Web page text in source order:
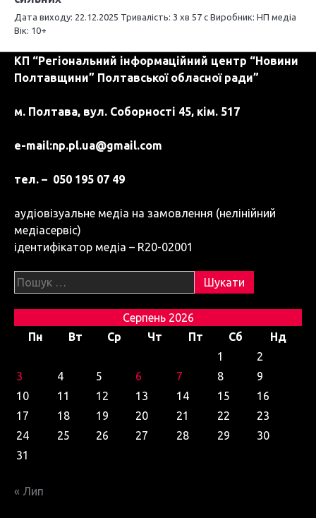
Дата виходу: 22.12.2025 Тривалість: 3 хв 57 с Виробник: НП медіа
Вік: 10+
КП “Регіональний інформаційний центр “Новини
Полтавщини” Полтавської обласної ради”
м. Полтава, вул. Соборності 45, кім. 517
e-mail:np.pl.ua@gmail.com
тел. – 050 195 07 49
аудіовізуальне медіа на замовлення (нелінійний
медіасервіс)
ідентифікатор медіа – R20-02001
Пошук:
Серпень 2026
Пн
Вт Ср Чт Пт Сб
Нд
1
2
3
4 5 6 7 8
9
10
11 12 13 14 15
16
17
18 19 20 21 22
23
24
25 26 27 28 29
30
31
« Лип